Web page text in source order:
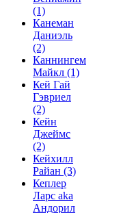
(1)
Канеман
Даниэль
(2)
Каннингем
Майкл (1)
Кей Гай
Гэвриел
(2)
Кейн
Джеймс
(2)
Кейхилл
Райан (3)
Кеплер
Ларс aka
Андорил